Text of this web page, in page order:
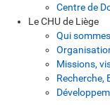
Centre de
Le CHU de Liège
Qui
Missions,
Recherche,